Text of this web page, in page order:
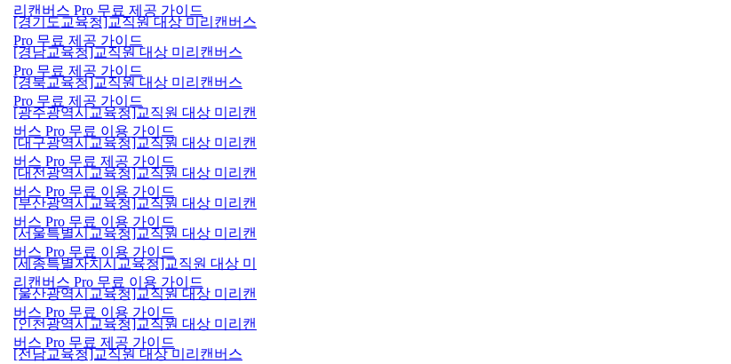
리캔버스 Pro 무료 제공 가이드
[경기도교육청]교직원 대상 미리캔버스
Pro 무료 제공 가이드
[경남교육청]교직원 대상 미리캔버스
Pro 무료 제공 가이드
[경북교육청]교직원 대상 미리캔버스
Pro 무료 제공 가이드
[광주광역시교육청]교직원 대상 미리캔
버스 Pro 무료 이용 가이드
[대구광역시교육청]교직원 대상 미리캔
버스 Pro 무료 제공 가이드
[대전광역시교육청]교직원 대상 미리캔
버스 Pro 무료 이용 가이드
[부산광역시교육청]교직원 대상 미리캔
버스 Pro 무료 이용 가이드
[서울특별시교육청]교직원 대상 미리캔
버스 Pro 무료 이용 가이드
[세종특별자치시교육청]교직원 대상 미
리캔버스 Pro 무료 이용 가이드
[울산광역시교육청]교직원 대상 미리캔
버스 Pro 무료 이용 가이드
[인천광역시교육청]교직원 대상 미리캔
버스 Pro 무료 제공 가이드
[전남교육청]교직원 대상 미리캔버스